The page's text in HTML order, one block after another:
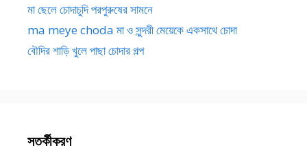
মা ছেলে চোদাচুদি পরপুরুষের সামনে
ma meye choda মা ও সুন্দরী মেয়েকে একসাথে চোদা
বৌদির শাড়ি খুলে পাছা চোদার গল্প
সতর্কীকরণ